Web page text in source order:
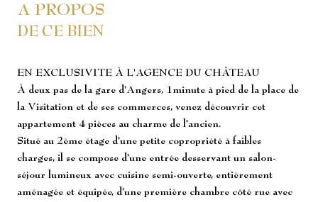
A PROPOS
DE CE BIEN
EN EXCLUSIVITE À L'AGENCE DU CHÂTEAU
À deux pas de la gare d'Angers, 1minute à pied de la place de
la Visitation et de ses commerces, venez découvrir cet
appartement 4 pièces au charme de l’ancien.
Situé au 2ème étage d’une petite copropriété à faibles
charges, il se compose d’une entrée desservant un salon-
séjour lumineux avec cuisine semi-ouverte, entièrement
aménagée et équipée, d’une première chambre côté rue avec